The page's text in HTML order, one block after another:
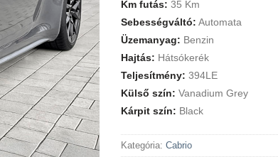
Km futás: 35 Km
Sebességváltó: Automata
Üzemanyag: Benzin
Hajtás: Hátsókerék
Teljesítmény: 394LE
Külső szín: Vanadium Grey
Kárpit szín: Black
Kategória: Cabrio